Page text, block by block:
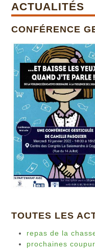
ACTUALITÉS
CONFÉRENCE
TOUTES LES
repas de la
prochaines